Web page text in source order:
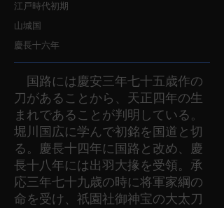
江戸時代初期
山城国
慶長十六年
国路には慶安三年七十五歳作の
刀があることから、天正四年の生
まれであることが判明している。
堀川国広に学んで初銘を国道と切
る。慶長十四年に国路と改め、慶
長十八年には出羽大掾を受領。承
応三年七十九歳の時に将軍家綱の
命を受け、祇園社御神宝の大太刀